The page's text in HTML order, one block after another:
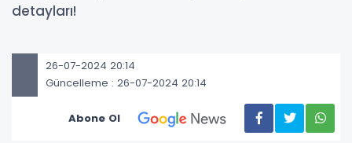
detayları!
26-07-2024 20:14
Güncelleme : 26-07-2024 20:14
Abone Ol